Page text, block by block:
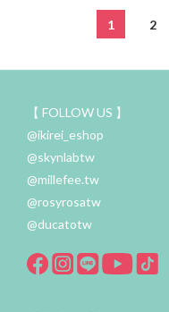
1 2
【 FOLLOW US 】
@ikirei_eshop
@skynlabtw
@millefee.tw
@rosyrosatw
@ducatotw